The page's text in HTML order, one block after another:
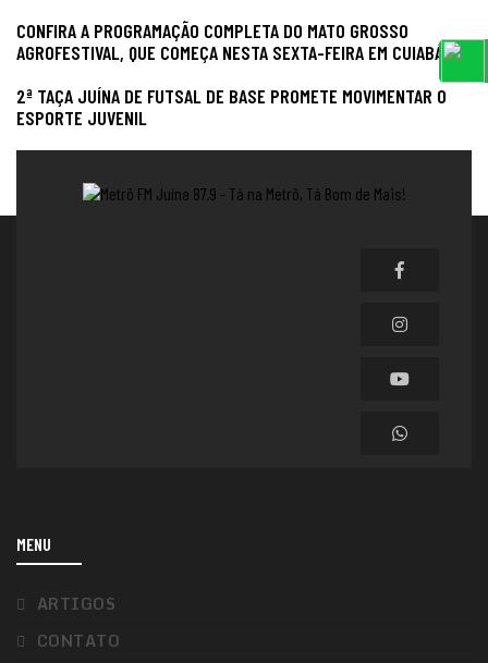
CONFIRA A PROGRAMAÇÃO COMPLETA DO MATO GROSSO
AGROFESTIVAL, QUE COMEÇA NESTA SEXTA-FEIRA EM CUIABÁ
2ª TAÇA JUÍNA DE FUTSAL DE BASE PROMETE MOVIMENTAR O
ESPORTE JUVENIL
MENU
ARTIGOS
CONTATO